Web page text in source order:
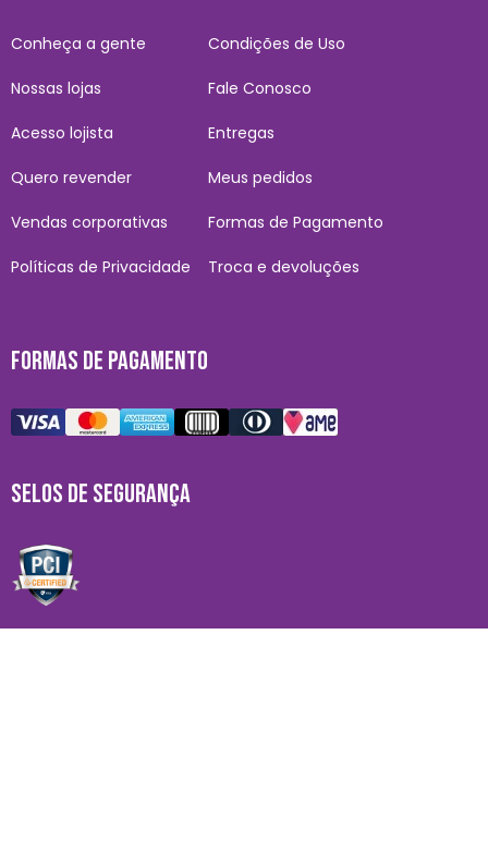
Conheça a gente
Nossas lojas
Acesso lojista
Quero revender
Vendas corporativas
Políticas de Privacidade
Condições de Uso
Fale Conosco
Entregas
Meus pedidos
Formas de Pagamento
Troca e devoluções
FORMAS DE PAGAMENTO
SELOS DE SEGURANÇA